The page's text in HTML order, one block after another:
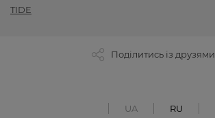
TIDE
Поділитись із друзями
UA RU